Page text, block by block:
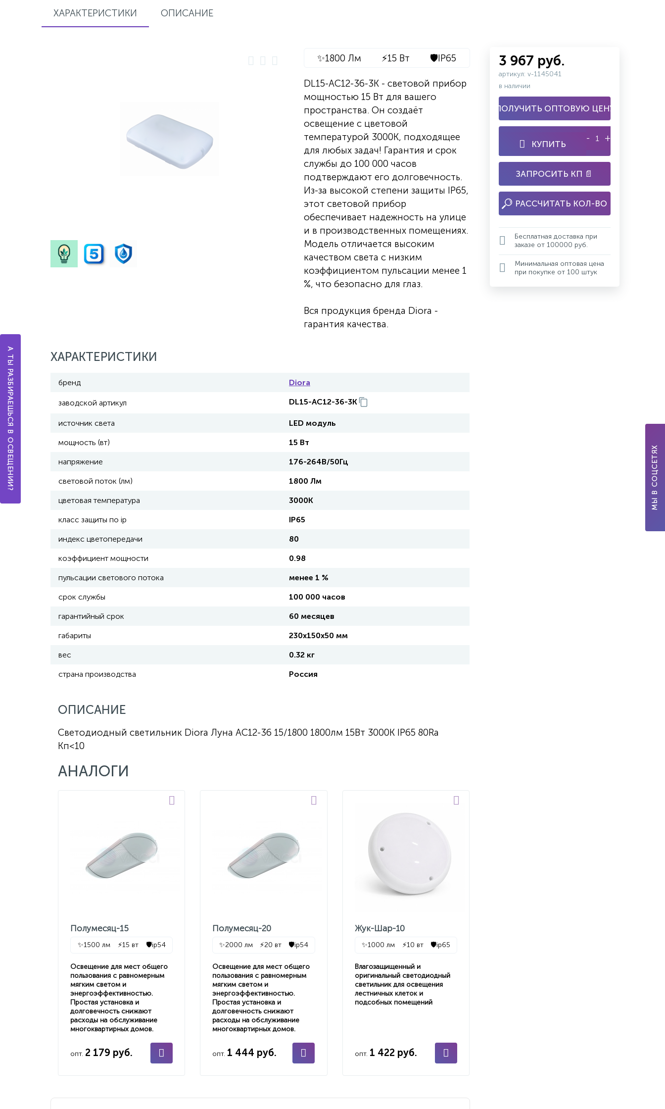
ХАРАКТЕРИСТИКИ ОПИСАНИЕ
✨1800 Лм ⚡15 Вт 🛡️IP65
DL15-AC12-36-3K - световой прибор
мощностью 15 Вт для вашего
пространства. Он создаёт
освещение с цветовой
температурой 3000K, подходящее
для любых задач! Гарантия и срок
службы до 100 000 часов
подтверждают его долговечность.
Из-за высокой степени защиты IP65,
этот световой прибор
обеспечивает надежность на улице
и в производственных помещениях.
Модель отличается высоким
качеством света с низким
коэффициентом пульсации менее 1
%, что безопасно для глаз.
Вся продукция бренда Diora -
гарантия качества.
ХАРАКТЕРИСТИКИ
бренд Diora
заводской артикул DL15-AC12-36-3K
источник света LED модуль
мощность (вт) 15 Вт
напряжение 176-264В/50Гц
световой поток (лм) 1800 Лм
цветовая температура 3000K
класс защиты по ip IP65
индекс цветопередачи 80
коэффициент мощности 0.98
пульсации светового потока менее 1 %
срок службы 100 000 часов
гарантийный срок 60 месяцев
габариты 230х150х50 мм
вес 0.32 кг
страна производства Россия
ОПИСАНИЕ
Светодиодный светильник Diora Луна АС12-36 15/1800 1800лм 15Вт 3000K IP65 80Ra
Кп<10
АНАЛОГИ
Полумесяц-15
✨1500 лм ⚡15 вт 🛡️ip54
Освещение для мест общего
пользования с равномерным
мягким светом и
энергоэффективностью.
Простая установка и
долговечность снижают
расходы на обслуживание
многоквартирных домов.
опт. 2 179 руб.
Полумесяц-20
✨2000 лм ⚡20 вт 🛡️ip54
Освещение для мест общего
пользования с равномерным
мягким светом и
энергоэффективностью.
Простая установка и
долговечность снижают
расходы на обслуживание
многоквартирных домов.
опт. 1 444 руб.
Жук-Шар-10
✨1000 лм ⚡10 вт 🛡️ip65
Влагозащищенный и
оригинальный светодиодный
светильник для освещения
лестничных клеток и
подсобных помещений
опт. 1 422 руб.
3 967 руб.
артикул: v-1145041
в наличии
ПОЛУЧИТЬ ОПТОВУЮ ЦЕНУ
КУПИТЬ
- +
ЗАПРОСИТЬ КП 📄
РАССЧИТАТЬ КОЛ-ВО
Бесплатная доставка при
заказе от 100000 руб.
Минимальная оптовая цена
при покупке от 100 штук
МЫ В СОЦСЕТЯХ
А ТЫ РАЗБИРАЕШЬСЯ В ОСВЕЩЕНИИ?